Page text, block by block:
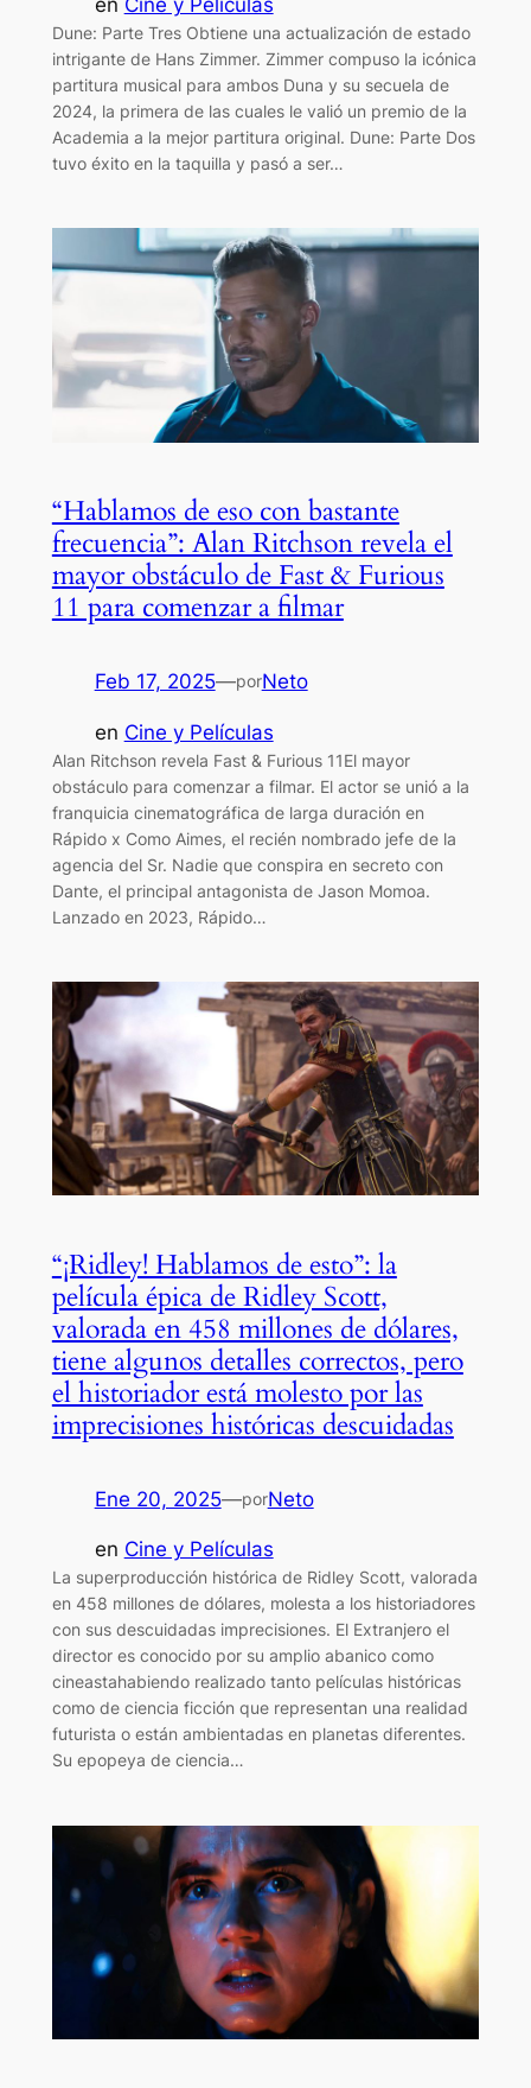
Dune: Parte Tres Obtiene una actualización de estado
intrigante de Hans Zimmer. Zimmer compuso la icónica
partitura musical para ambos Duna y su secuela de
2024, la primera de las cuales le valió un premio de la
Academia a la mejor partitura original. Dune: Parte Dos
tuvo éxito en la taquilla y pasó a ser…
“Hablamos de eso con bastante
frecuencia”: Alan Ritchson revela el
mayor obstáculo de Fast & Furious
11 para comenzar a filmar
Feb 17, 2025—porNeto
en Cine y Películas
Alan Ritchson revela Fast & Furious 11El mayor
obstáculo para comenzar a filmar. El actor se unió a la
franquicia cinematográfica de larga duración en
Rápido x Como Aimes, el recién nombrado jefe de la
agencia del Sr. Nadie que conspira en secreto con
Dante, el principal antagonista de Jason Momoa.
Lanzado en 2023, Rápido…
“¡Ridley! Hablamos de esto”: la
película épica de Ridley Scott,
valorada en 458 millones de dólares,
tiene algunos detalles correctos, pero
el historiador está molesto por las
imprecisiones históricas descuidadas
Ene 20, 2025—porNeto
en Cine y Películas
La superproducción histórica de Ridley Scott, valorada
en 458 millones de dólares, molesta a los historiadores
con sus descuidadas imprecisiones. El Extranjero el
director es conocido por su amplio abanico como
cineastahabiendo realizado tanto películas históricas
como de ciencia ficción que representan una realidad
futurista o están ambientadas en planetas diferentes.
Su epopeya de ciencia…